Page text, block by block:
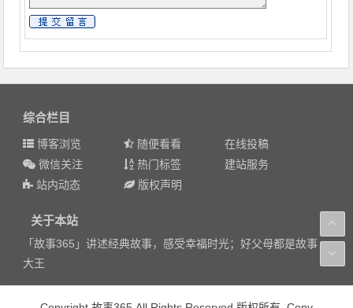
综合栏目
博客浏览 随便看看
在线投稿
微信关注
热门标签
建站服务
站内动态
版权声明
关于本站
「故事365」讲述经典故事，感受幸福时光；好父母都是故事
大王